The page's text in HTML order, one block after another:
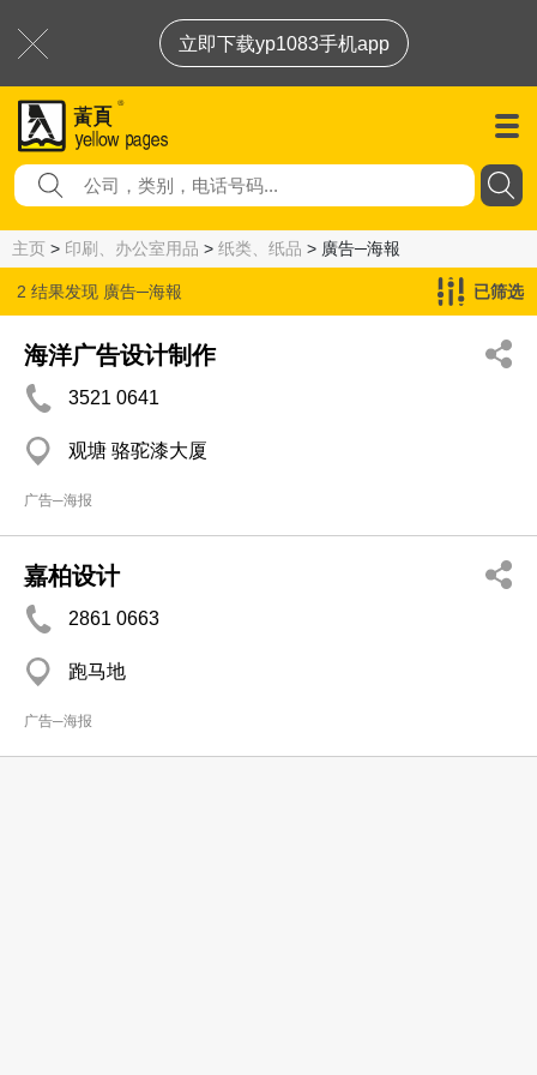
立即下载yp1083手机app
主页 > 印刷、办公室用品 > 纸类、纸品 > 廣告─海報
2 结果发现 廣告─海報 已筛选
海洋广告设计制作
3521 0641
观塘 骆驼漆大厦
广告─海报
嘉柏设计
2861 0663
跑马地
广告─海报